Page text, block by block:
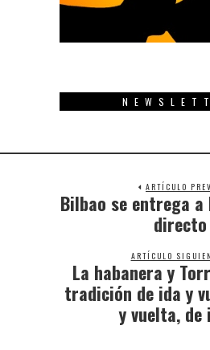
ARTÍCULO
post:
Bilbao se entrega a
directo
ARTÍCULO
Next
La habanera y
tradición de ida y
y vuelta,